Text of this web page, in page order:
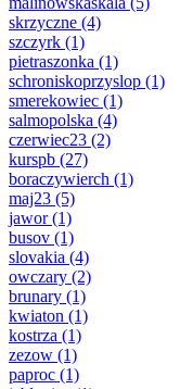
skrzyczne (4)
szczyrk (1)
pietraszonka (1)
schroniskoprzyslop (1)
smerekowiec (1)
salmopolska (4)
czerwiec23 (2)
kurspb (27)
boraczywierch (1)
maj23 (5)
jawor(1)
busov (1)
slovakia (4)
owczary (2)
brunary (1)
kwiaton (1)
kostrza (1)
zezow (1)
paproc (1)